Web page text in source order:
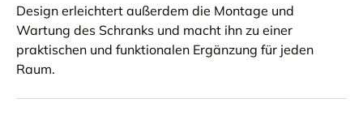
Design erleichtert außerdem die Montage und
Wartung des Schranks und macht ihn zu einer
praktischen und funktionalen Ergänzung für jeden
Raum.